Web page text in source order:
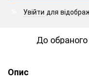
Увійти для
До обраного
Опис